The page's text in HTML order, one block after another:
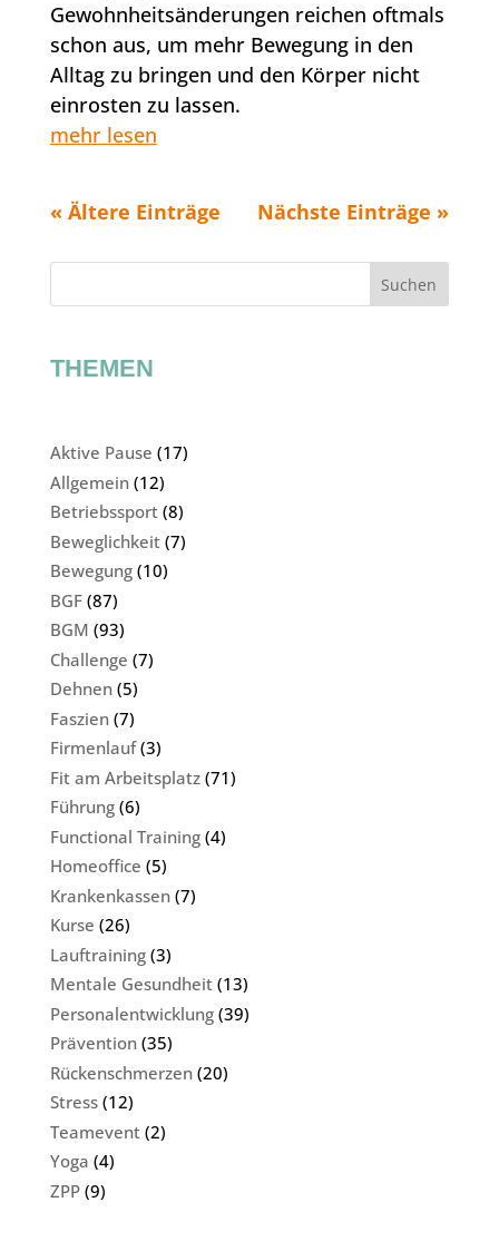
Gewohnheitsänderungen reichen oftmals
schon aus, um mehr Bewegung in den
Alltag zu bringen und den Körper nicht
einrosten zu lassen.
mehr lesen
« Ältere Einträge Nächste Einträge »
Suchen
THEMEN
Aktive Pause (17)
Allgemein(12)
Betriebssport(8)
Beweglichkeit(7)
Bewegung(10)
BGF(87)
BGM (93)
Challenge (7)
Dehnen(5)
Faszien(7)
Firmenlauf(3)
Fit am Arbeitsplatz(71)
Führung(6)
Functional Training(4)
Homeoffice (5)
Krankenkassen(7)
Kurse (26)
Lauftraining(3)
Mentale Gesundheit(13)
Personalentwicklung(39)
Prävention(35)
Rückenschmerzen(20)
Stress(12)
Teamevent(2)
Yoga (4)
ZPP(9)